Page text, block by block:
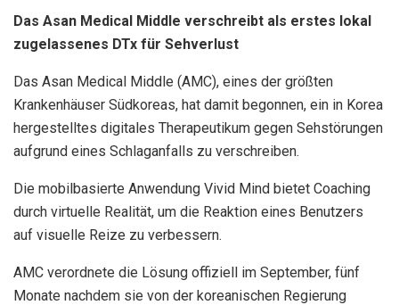
Das Asan Medical Middle verschreibt als erstes lokal
zugelassenes DTx für Sehverlust
Das Asan Medical Middle (AMC), eines der größten
Krankenhäuser Südkoreas, hat damit begonnen, ein in Korea
hergestelltes digitales Therapeutikum gegen Sehstörungen
aufgrund eines Schlaganfalls zu verschreiben.
Die mobilbasierte Anwendung Vivid Mind bietet Coaching
durch virtuelle Realität, um die Reaktion eines Benutzers
auf visuelle Reize zu verbessern.
AMC verordnete die Lösung offiziell im September, fünf
Monate nachdem sie von der koreanischen Regierung